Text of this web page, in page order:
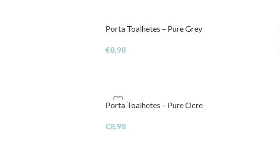
Porta Toalhetes – Pure Grey
€8,98
Porta Toalhetes – Pure Ocre
€8,98